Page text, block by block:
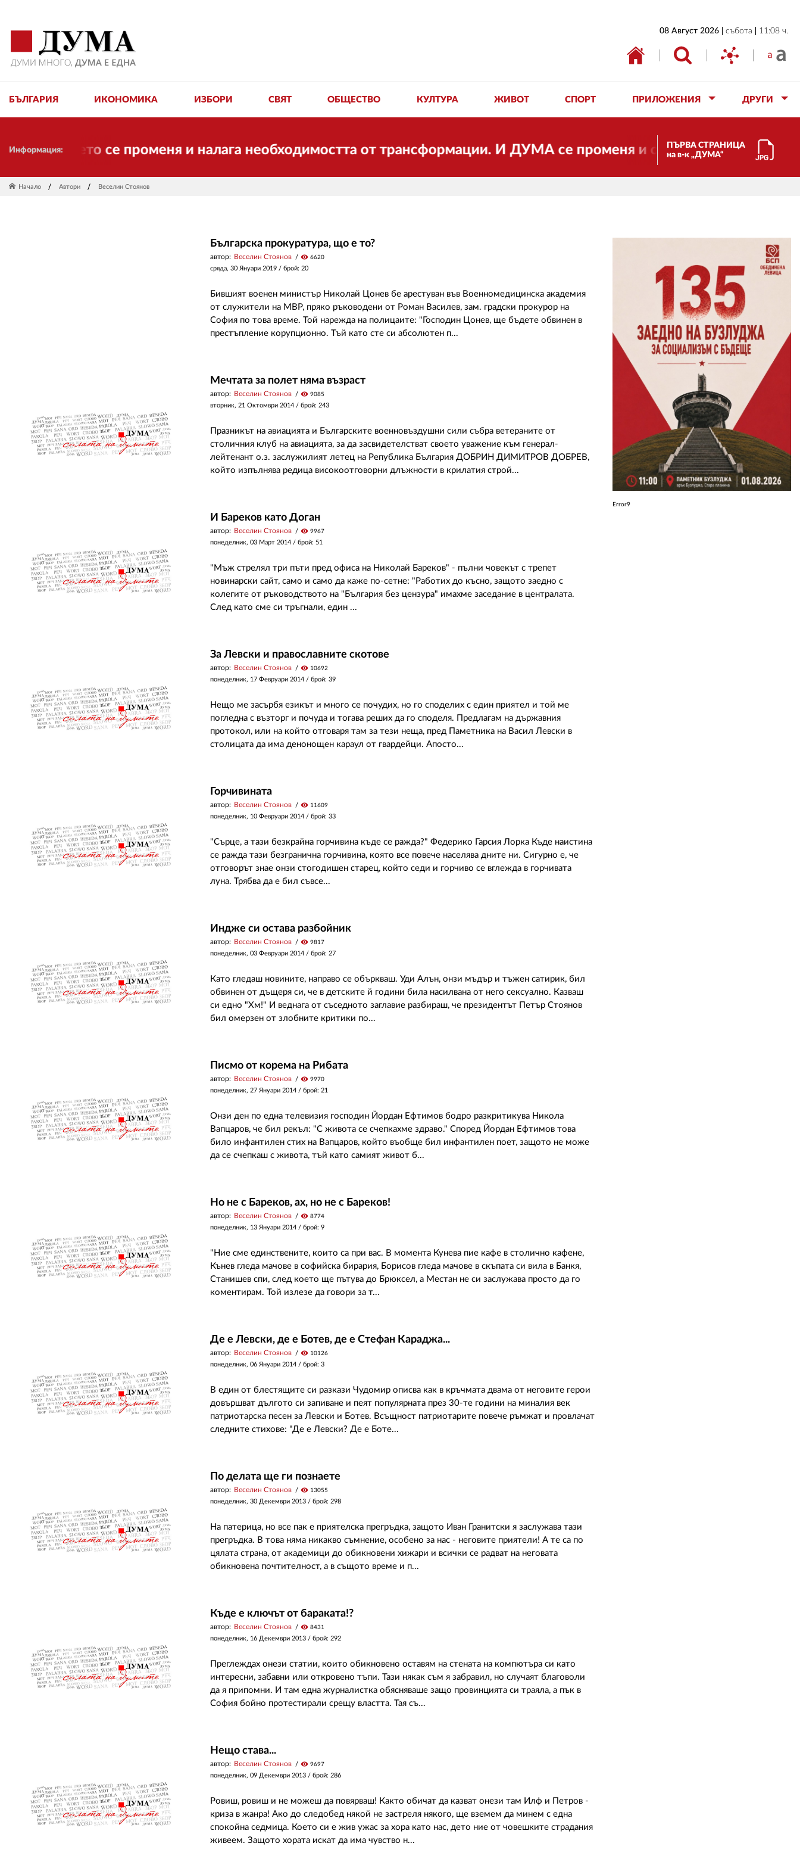
08 Август 2026 събота 11:08 ч.
БЪЛГАРИЯ ИКОНОМИКА ИЗБОРИ СВЯТ ОБЩЕСТВО КУЛТУРА ЖИВОТ СПОРТ ПРИЛОЖЕНИЯ ДРУГИ
Информация:се променя и налага необходимостта от трансформации. И ДУМА се променя и става електронно
ПЪРВА СТРАНИЦА
на в-к „ДУМА“
Начало Автори Веселин Стоянов
Българска прокуратура, що е то?
автор: Веселин Стоянов visibility 6620
сряда, 30 Януари 2019 / брой: 20
Бившият военен министър Николай Цонев бе арестуван във Военномедицинска академия
от служители на МВР, пряко ръководени от Роман Василев, зам. градски прокурор на
София по това време. Той нарежда на полицаите: "Господин Цонев, ще бъдете обвинен в
престъпление корупционно. Тъй като сте си абсолютен п...
Мечтата за полет няма възраст
автор: Веселин Стоянов visibility 9085
вторник, 21 Октомври 2014 / брой: 243
Празникът на авиацията и Българските военновъздушни сили събра ветераните от
столичния клуб на авиацията, за да засвидетелстват своето уважение към генерал-
лейтенант о.з. заслужилият летец на Република България ДОБРИН ДИМИТРОВ ДОБРЕВ,
който изпълнява редица високоотговорни длъжности в крилатия строй...
И Бареков като Доган
автор: Веселин Стоянов visibility 9967
понеделник, 03 Март 2014 / брой: 51
"Мъж стрелял три пъти пред офиса на Николай Бареков" - пълни човекът с трепет
новинарски сайт, само и само да каже по-сетне: "Работих до късно, защото заедно с
колегите от ръководството на "България без цензура" имахме заседание в централата.
След като сме си тръгнали, един ...
За Левски и православните скотове
автор: Веселин Стоянов visibility 10692
понеделник, 17 Февруари 2014 / брой: 39
Нещо ме засърбя езикът и много се почудих, но го споделих с един приятел и той ме
погледна с възторг и почуда и тогава реших да го споделя. Предлагам на държавния
протокол, или на който отговаря там за тези неща, пред Паметника на Васил Левски в
столицата да има денонощен караул от гвардейци. Апосто...
Горчивината
автор: Веселин Стоянов visibility 11609
понеделник, 10 Февруари 2014 / брой: 33
"Сърце, а тази безкрайна горчивина къде се ражда?" Федерико Гарсия Лорка Къде наистина
се ражда тази безгранична горчивина, която все повече населява дните ни. Сигурно е, че
отговорът знае онзи стогодишен старец, който седи и горчиво се вглежда в горчивата
луна. Трябва да е бил съвсе...
Индже си остава разбойник
автор: Веселин Стоянов visibility 9817
понеделник, 03 Февруари 2014 / брой: 27
Като гледаш новините, направо се объркваш. Уди Алън, онзи мъдър и тъжен сатирик, бил
обвинен от дъщеря си, че в детските й години била насилвана от него сексуално. Казваш
си едно "Хм!" И веднага от съседното заглавие разбираш, че президентът Петър Стоянов
бил омерзен от злобните критики по...
Писмо от корема на Рибата
автор: Веселин Стоянов visibility 9970
понеделник, 27 Януари 2014 / брой: 21
Онзи ден по една телевизия господин Йордан Ефтимов бодро разкритикува Никола
Вапцаров, че бил рекъл: "С живота се счепкахме здраво." Според Йордан Ефтимов това
било инфантилен стих на Вапцаров, който въобще бил инфантилен поет, защото не може
да се счепкаш с живота, тъй като самият живот б...
Но не с Бареков, ах, но не с Бареков!
автор: Веселин Стоянов visibility 8774
понеделник, 13 Януари 2014 / брой: 9
"Ние сме единствените, които са при вас. В момента Кунева пие кафе в столично кафене,
Кънев гледа мачове в софийска бирария, Борисов гледа мачове в скъпата си вила в Банкя,
Станишев спи, след което ще пътува до Брюксел, а Местан не си заслужава просто да го
коментирам. Той излезе да говори за т...
Де е Левски, де е Ботев, де е Стефан Караджа...
автор: Веселин Стоянов visibility 10126
понеделник, 06 Януари 2014 / брой: 3
В един от блестящите си разкази Чудомир описва как в кръчмата двама от неговите герои
довършват дългото си запиване и пеят популярната през 30-те години на миналия век
патриотарска песен за Левски и Ботев. Всъщност патриотарите повече ръмжат и провлачат
следните стихове: "Де е Левски? Де е Боте...
По делата ще ги познаете
автор: Веселин Стоянов visibility 13055
понеделник, 30 Декември 2013 / брой: 298
На патерица, но все пак е приятелска прегръдка, защото Иван Гранитски я заслужава тази
прегръдка. В това няма никакво съмнение, особено за нас - неговите приятели! А те са по
цялата страна, от академици до обикновени хижари и всички се радват на неговата
обикновена почтителност, а в същото време и п...
Къде е ключът от бараката!?
автор: Веселин Стоянов visibility 8431
понеделник, 16 Декември 2013 / брой: 292
Преглеждах онези статии, които обикновено оставям на стената на компютъра си като
интересни, забавни или откровено тъпи. Тази някак съм я забравил, но случаят благоволи
да я припомни. И там една журналистка обясняваше защо провинцията си траяла, а пък в
София бойно протестирали срещу властта. Тая съ...
Нещо става...
автор: Веселин Стоянов visibility 9697
понеделник, 09 Декември 2013 / брой: 286
Ровиш, ровиш и не можеш да повярваш! Както обичат да казват онези там Илф и Петров -
криза в жанра! Ако до следобед някой не застреля някого, ще вземем да минем с една
спокойна седмица. Което си е жив ужас за хора като нас, дето ние от човешките страдания
живеем. Защото хората искат да има чувство н...
Error9
ИКОНОМИКА
ОБЩЕСТВО
АВТОРИ
РЕДАКЦИЯ
РЕКЛАМА
АБОНАМЕНТ
УСЛОВИЯ ЗА ПОЛЗВАНЕ
ПОЛИТИКА ЗА БИСКВИТКИТЕ
ПОЛИТИКАТА ЗА